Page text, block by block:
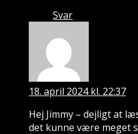
Svar
18. april 2024 kl. 22:37
Hej Jimmy – dejligt at
det kunne være meget